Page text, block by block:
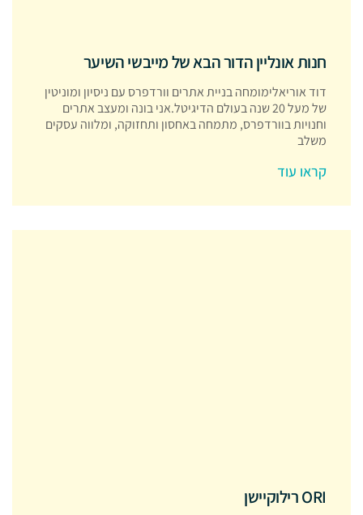
חנות אונליין הדור הבא של מייבשי השיער
דוד אוריאלימומחה בניית אתרים וורדפרס עם ניסיון ומוניטין
של מעל 20 שנה בעולם הדיגיטל.אני בונה ומעצב אתרים
וחנויות בוורדפרס, מתמחה באחסון ותחזוקה, ומלווה עסקים
משלב
קראו עוד
ORI רילוקיישן